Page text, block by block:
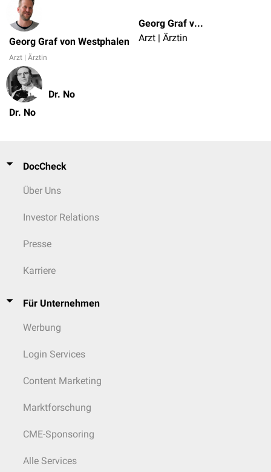
Georg Graf von Westphalen
Arzt | Ärztin
Georg Graf von Westphalen
Arzt | Ärztin
Dr. No
Dr. No
DocCheck
Über Uns
Investor Relations
Presse
Karriere
Für Unternehmen
Werbung
Login Services
Content Marketing
Marktforschung
CME-Sponsoring
Alle Services